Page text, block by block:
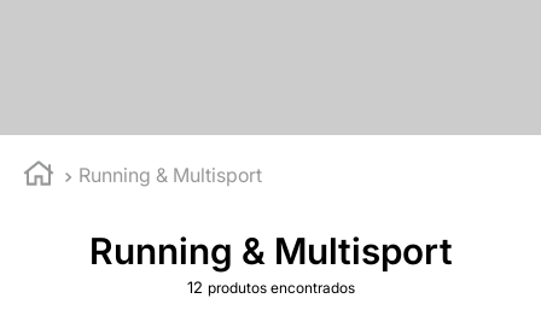
Running & Multisport
Running & Multisport
12 produtos